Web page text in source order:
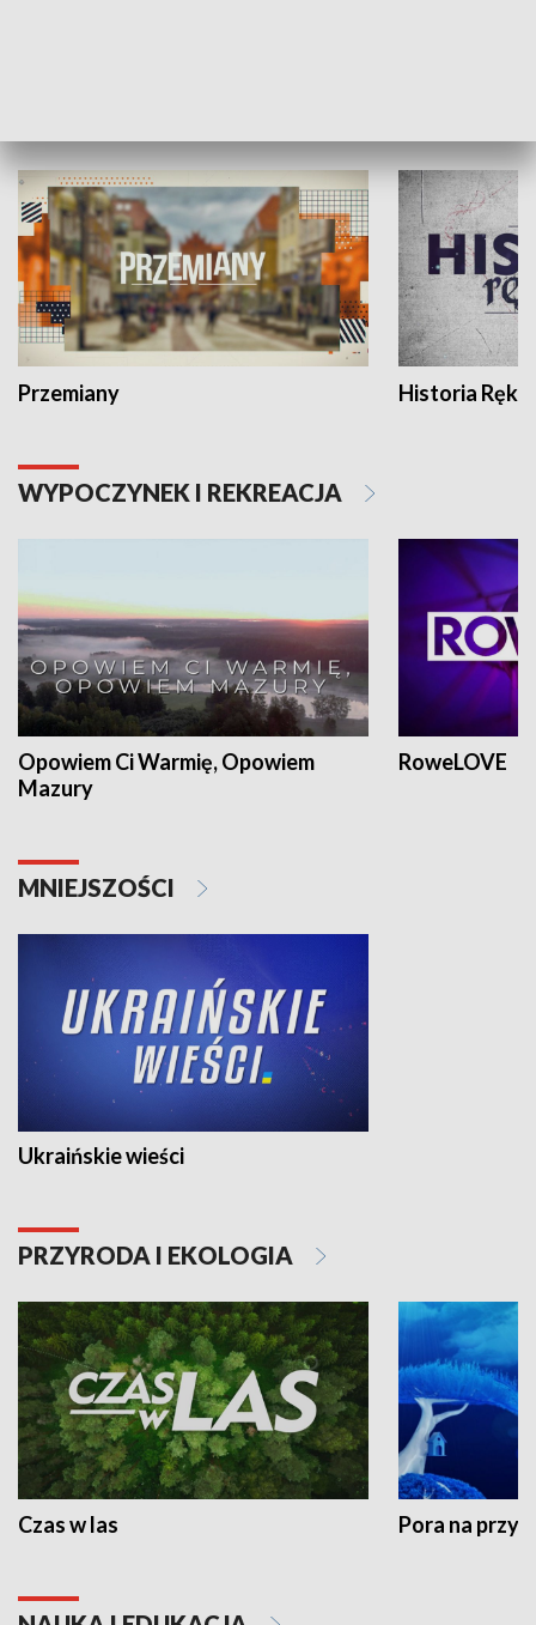
Przemiany Historia Ręką
WYPOCZYNEK I REKREACJA
Opowiem Ci Warmię, Opowiem
Mazury
RoweLOVE
MNIEJSZOŚCI
Ukraińskie wieści
PRZYRODA I EKOLOGIA
Czas w las Pora na